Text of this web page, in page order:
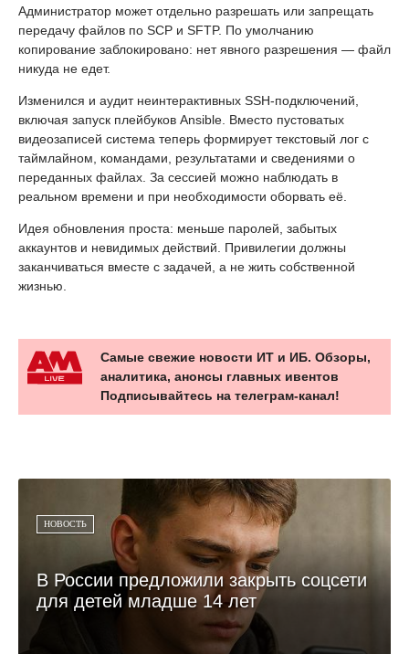
Администратор может отдельно разрешать или запрещать
передачу файлов по SCP и SFTP. По умолчанию
копирование заблокировано: нет явного разрешения — файл
никуда не едет.
Изменился и аудит неинтерактивных SSH-подключений,
включая запуск плейбуков Ansible. Вместо пустоватых
видеозаписей система теперь формирует текстовый лог с
таймлайном, командами, результатами и сведениями о
переданных файлах. За сессией можно наблюдать в
реальном времени и при необходимости оборвать её.
Идея обновления проста: меньше паролей, забытых
аккаунтов и невидимых действий. Привилегии должны
заканчиваться вместе с задачей, а не жить собственной
жизнью.
Самые свежие новости ИТ и ИБ. Обзоры,
аналитика, анонсы главных ивентов
Подписывайтесь на телеграм-канал!
НОВОСТЬ
В России предложили закрыть соцсети
для детей младше 14 лет